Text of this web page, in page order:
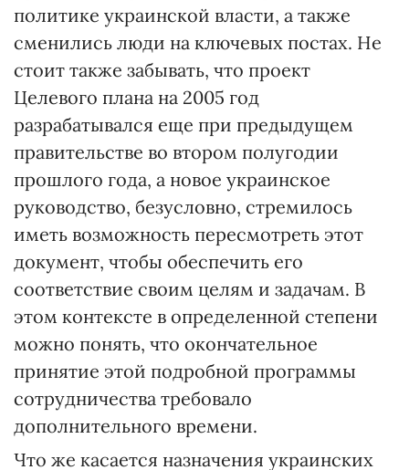
политике украинской власти, а также
сменились люди на ключевых постах. Не
стоит также забывать, что проект
Целевого плана на 2005 год
разрабатывался еще при предыдущем
правительстве во втором полугодии
прошлого года, а новое украинское
руководство, безусловно, стремилось
иметь возможность пересмотреть этот
документ, чтобы обеспечить его
соответствие своим целям и задачам. В
этом контексте в определенной степени
можно понять, что окончательное
принятие этой подробной программы
сотрудничества требовало
дополнительного времени.
Что же касается назначения украинских